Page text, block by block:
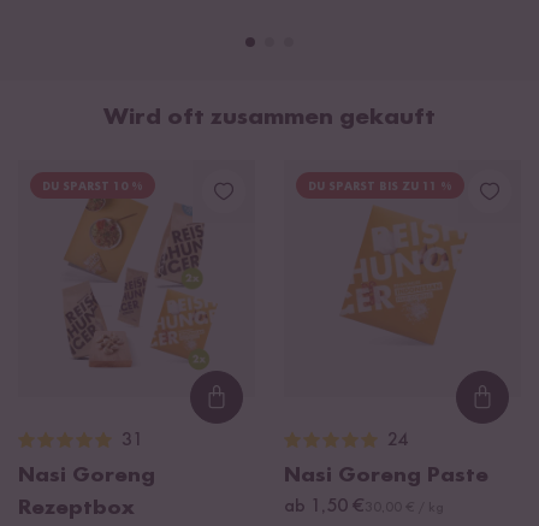
Wird oft zusammen gekauft
DU SPARST 10 %
Loading...
31
Nasi Goreng
Rezeptbox
DU SPARST BIS ZU 11 %
24
Nasi Goreng Paste
ab 1,50 €